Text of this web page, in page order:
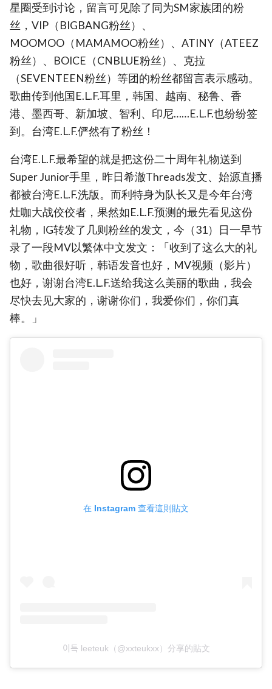
星圈受到讨论，留言可见除了同为SM家族团的粉
丝，VIP（BIGBANG粉丝）、
MOOMOO（MAMAMOO粉丝）、ATINY（ATEEZ
粉丝）、BOICE（CNBLUE粉丝）、克拉
（SEVENTEEN粉丝）等团的粉丝都留言表示感动。
歌曲传到他国E.L.F.耳里，韩国、越南、秘鲁、香
港、墨西哥、新加坡、智利、印尼……E.L.F.也纷纷签
到。台湾E.L.F.俨然有了粉丝！
台湾E.L.F.最希望的就是把这份二十周年礼物送到
Super Junior手里，昨日希澈Threads发文、始源直播
都被台湾E.L.F.洗版。而利特身为队长又是今年台湾
灶咖大战佼佼者，果然如E.L.F.预测的最先看见这份
礼物，IG转发了几则粉丝的发文，今（31）日一早节
录了一段MV以繁体中文发文：「收到了这么大的礼
物，歌曲很好听，韩语发音也好，MV视频（影片）
也好，谢谢台湾E.L.F.送给我这么美丽的歌曲，我会
尽快去见大家的，谢谢你们，我爱你们，你们真
棒。」
在 Instagram 查看這則貼文
이특 leeteuk（@xxteukxx）分享的貼文